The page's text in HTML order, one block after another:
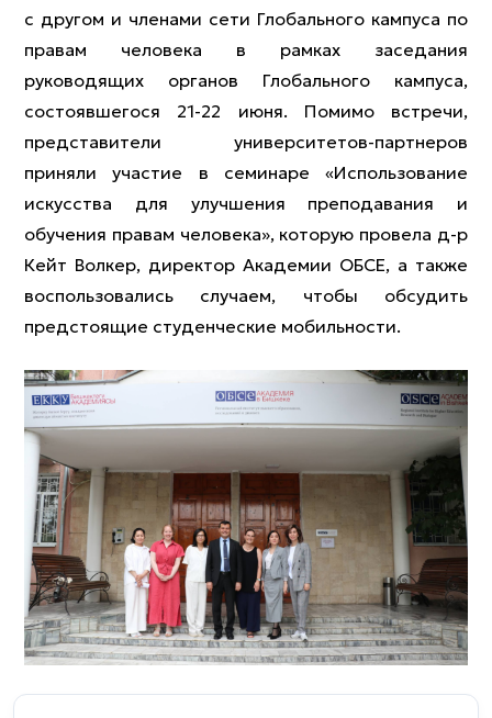
с другом и членами сети Глобального кампуса по
правам человека в рамках заседания
руководящих органов Глобального кампуса,
состоявшегося 21-22 июня. Помимо встречи,
представители университетов-партнеров
приняли участие в семинаре «Использование
искусства для улучшения преподавания и
обучения правам человека», которую провела д-р
Кейт Волкер, директор Академии ОБСЕ, а также
воспользовались случаем, чтобы обсудить
предстоящие студенческие мобильности.